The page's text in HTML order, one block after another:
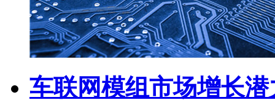
车联网模组市场增长